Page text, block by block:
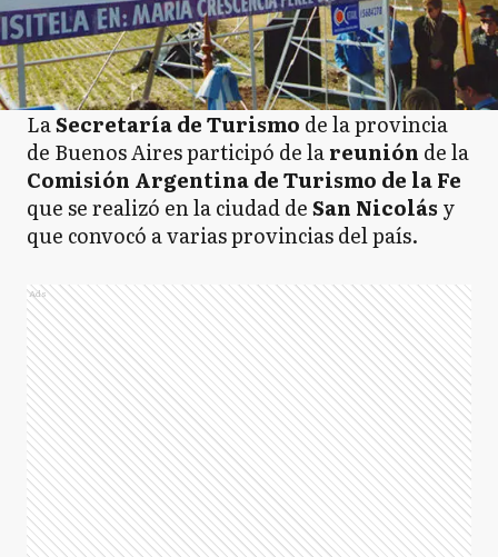
LaSecretaría de Turismo de la provincia
de Buenos Aires participó de lareunión de la
Comisión Argentina de Turismo de la Fe
que se realizó en la ciudad deSan Nicolás y
que convocó a varias provincias del país.
Ads